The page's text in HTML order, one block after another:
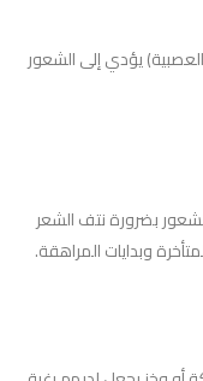
العصبية) يؤدي إلى الشعور
بضرورة نتف الشعر
وبدايات المراهقة.